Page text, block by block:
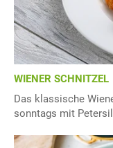
WIENER SCHNITZEL
Das klassische
sonntags mit